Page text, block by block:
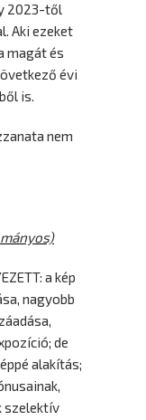
2023-től
Aki ezeket
magát és
évi
is.
nem
a kép
nagyobb
de
alakítás;
szelektív